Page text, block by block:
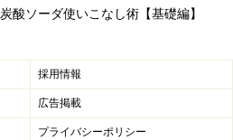
なメーカーから、さまざまなグ
います。ヘビーユーザーは10キ
入！ 手軽に試しに使ってみたい
ても。※この商品は「ダイソー」
ダイソー」公式HPにジャンプし
酸ソーダ使いこなし術【基礎編】
採用情報
広告掲載
プライバシーポリシー